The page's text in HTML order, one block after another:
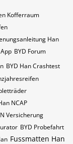
Kofferraum
Han
BYD Forum
BYD Han Crashtest
NCAP
Versicherung
BYD Probefahrt
Fussmatten Han